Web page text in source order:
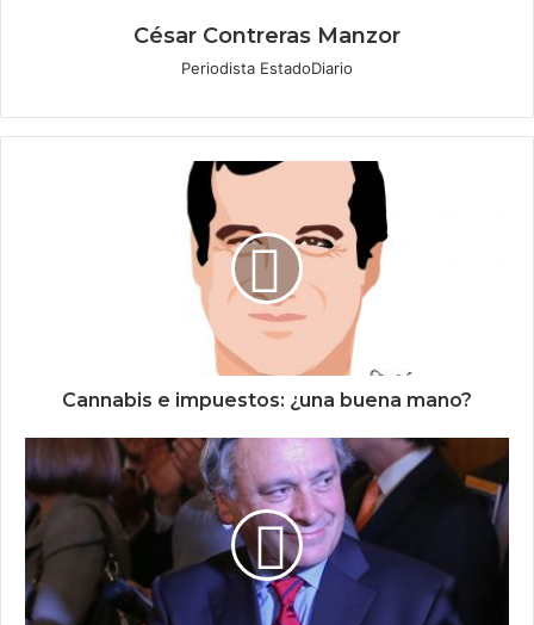
César Contreras Manzor
Periodista EstadoDiario
Cannabis e impuestos: ¿una buena mano?